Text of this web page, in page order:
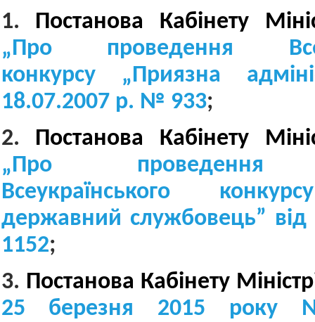
1. Постанова Кабінету
„Про проведення
конкурсу „Приязна
18.07.2007 р. № 933;
2. Постанова Кабінету
„Про проведення
Всеукраїнського
державний службовець”
1152;
3. Постанова Кабінету
25 березня 2015